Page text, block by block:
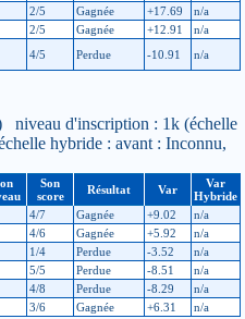
2/5 Gagnée +17.69
n/a
2/5 Gagnée +12.91
n/a
4/5 Perdue -10.91 n/a
niveau d'inscription : 1k (échelle
hybride : avant : Inconnu,
Son
score
Résultat Var
Var
Hybride
4/7 Gagnée +9.02
n/a
4/6 Gagnée +5.92
n/a
1/4 Perdue -3.52
n/a
5/5 Perdue -8.51
n/a
4/8 Perdue -8.29
n/a
3/6 Gagnée +6.31 n/a